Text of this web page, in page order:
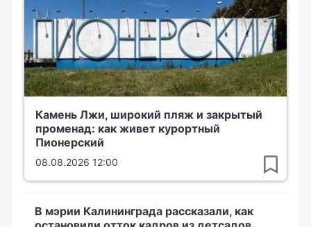
Камень Лжи, широкий пляж и закрытый
променад: как живет курортный
Пионерский
08.08.2026 12:00
В мэрии Калининграда рассказали, как